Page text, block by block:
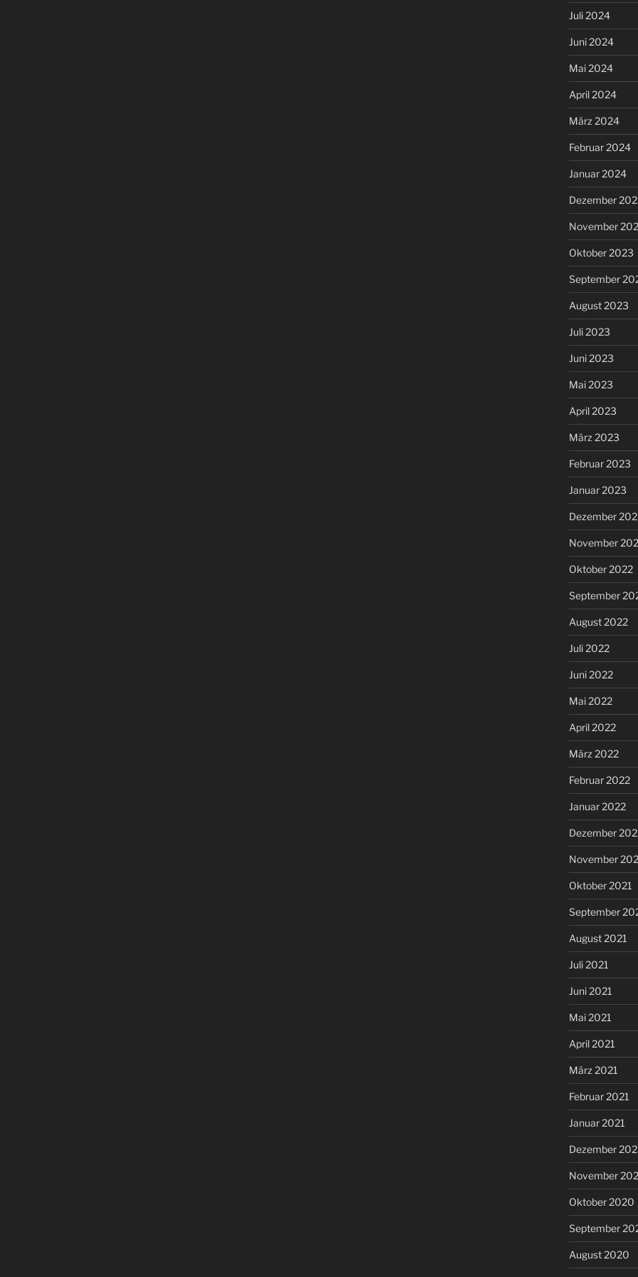
Juli 2024
Juni 2024
Mai 2024
April 2024
März 2024
Februar 2024
Januar 2024
Dezember
November
Oktober 2023
September
August 2023
Juli 2023
Juni 2023
Mai 2023
April 2023
März 2023
Februar 2023
Januar 2023
Dezember
November
Oktober 2022
September
August 2022
Juli 2022
Juni 2022
Mai 2022
April 2022
März 2022
Februar 2022
Januar 2022
Dezember
November
Oktober 2021
September
August 2021
Juli 2021
Juni 2021
Mai 2021
April 2021
März 2021
Februar 2021
Januar 2021
Dezember
November
Oktober 2020
September
August 2020